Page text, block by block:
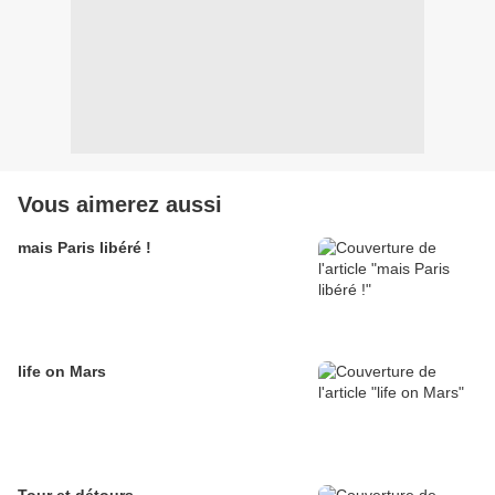
Vous aimerez aussi
mais Paris libéré !
life on Mars